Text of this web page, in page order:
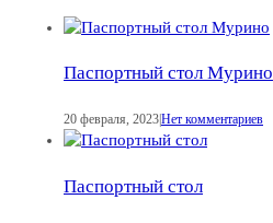
Паспортный стол Мурино
20 февраля, 2023Нет комментариев
Паспортный стол